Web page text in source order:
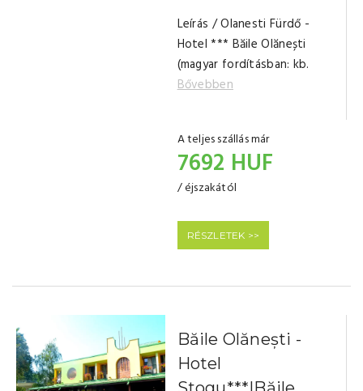
Leírás / Olanesti Fürdő -
Hotel *** Băile Olănești
(magyar fordításban: kb.
Bővebben
A teljes szállás már
7692 HUF
/ éjszakától
RÉSZLETEK >>
Băile Olănești -
Hotel